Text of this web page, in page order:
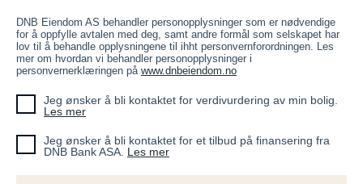
DNB Eiendom AS behandler personopplysninger som er nødvendige
for å oppfylle avtalen med deg, samt andre formål som selskapet har
lov til å behandle opplysningene til ihht personvernforordningen. Les
mer om hvordan vi behandler personopplysninger i
personvernerklæringen på www.dnbeiendom.no
Jeg ønsker å bli kontaktet for verdivurdering av min bolig.
Les mer
Jeg ønsker å bli kontaktet for et tilbud på finansering fra
DNB Bank ASA. Les mer